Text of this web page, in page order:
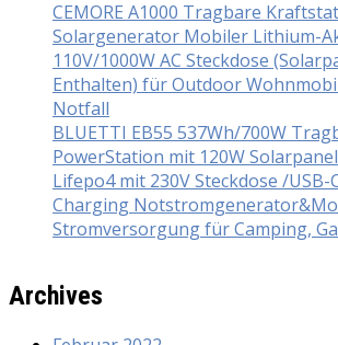
CEMORE A1000 Tragbare
Solargenerator Mobiler Lithium-
110V/1000W AC Steckdose
Enthalten) für Outdoor
Notfall
BLUETTI EB55 537Wh/700W
PowerStation mit 120W
Lifepo4 mit 230V Steckdose /USB-
Charging
Stromversorgung für Camping,
Archives